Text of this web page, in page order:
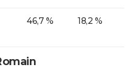
46,7 % 18,2 %